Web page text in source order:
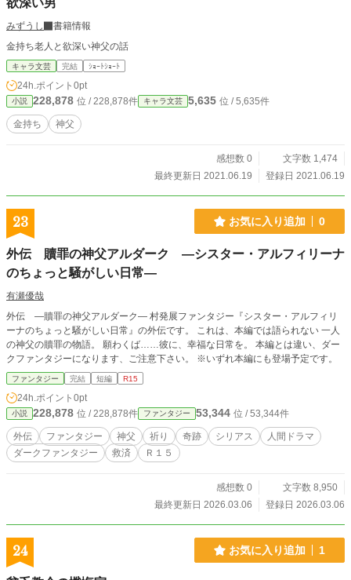
持ちで読んでいただけたら幸いです。 ※本作はエブリスタに
だきます。
欲深い男
みずうし
書籍情報
金持ち老人と欲深い神父の話
キャラ文芸 完結 ｼｮｰﾄｼｮｰﾄ
24h.ポイント 0pt
小説 228,878 位 / 228,878件 キャラ文芸 5,635 位 / 5,635件
金持ち 神父
感想数 0
文字数 1,474
最終更新日 2021.06.19
登録日 2021.06.19
23 お気に入り追加 0
外伝 贖罪の神父アルダーク ―シスター・アルフィリーナ
のちょっと騒がしい日常―
有瀬優哉
外伝 ―贖罪の神父アルダーク― 村発展ファンタジー『シスター・アルフィリ
ーナのちょっと騒がしい日常』の外伝です。 これは、本編では語られない 一人
の神父の贖罪の物語。 願わくば……彼に、幸福な日常を。 本編とは違い、ダー
クファンタジーになります、ご注意下さい。 ※いずれ本編にも登場予定です。
ファンタジー 完結 短編 R15
24h.ポイント 0pt
小説 228,878 位 / 228,878件 ファンタジー 53,344 位 / 53,344件
外伝 ファンタジー 神父 祈り 奇跡 シリアス
人間ドラマ
ダークファンタジー
救済 Ｒ１５
感想数 0
文字数 8,950
最終更新日 2026.03.06
登録日 2026.03.06
24 お気に入り追加 1